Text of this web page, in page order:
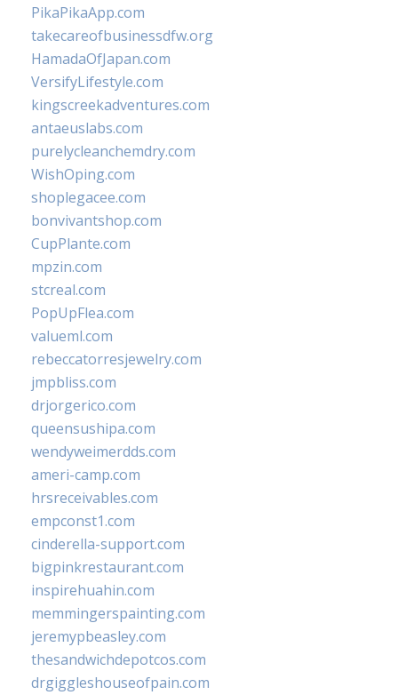
PikaPikaApp.com
takecareofbusinessdfw.org
HamadaOfJapan.com
VersifyLifestyle.com
kingscreekadventures.com
antaeuslabs.com
purelycleanchemdry.com
WishOping.com
shoplegacee.com
bonvivantshop.com
CupPlante.com
mpzin.com
stcreal.com
PopUpFlea.com
valueml.com
rebeccatorresjewelry.com
jmpbliss.com
drjorgerico.com
queensushipa.com
wendyweimerdds.com
ameri-camp.com
hrsreceivables.com
empconst1.com
cinderella-support.com
bigpinkrestaurant.com
inspirehuahin.com
memmingerspainting.com
jeremypbeasley.com
thesandwichdepotcos.com
drgiggleshouseofpain.com